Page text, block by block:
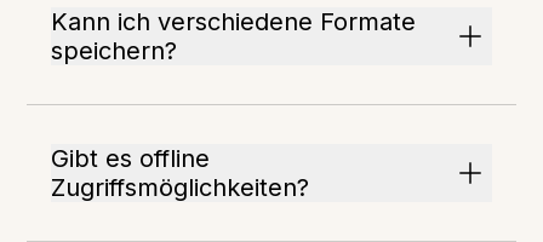
Kann ich verschiedene Formate
speichern?
Gibt es offline
Zugriffsmöglichkeiten?